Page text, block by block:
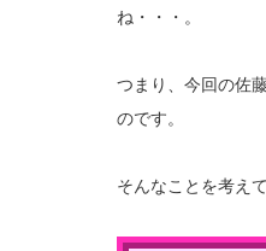
ね・・・。
つまり、今回の佐
のです。
そんなことを考え